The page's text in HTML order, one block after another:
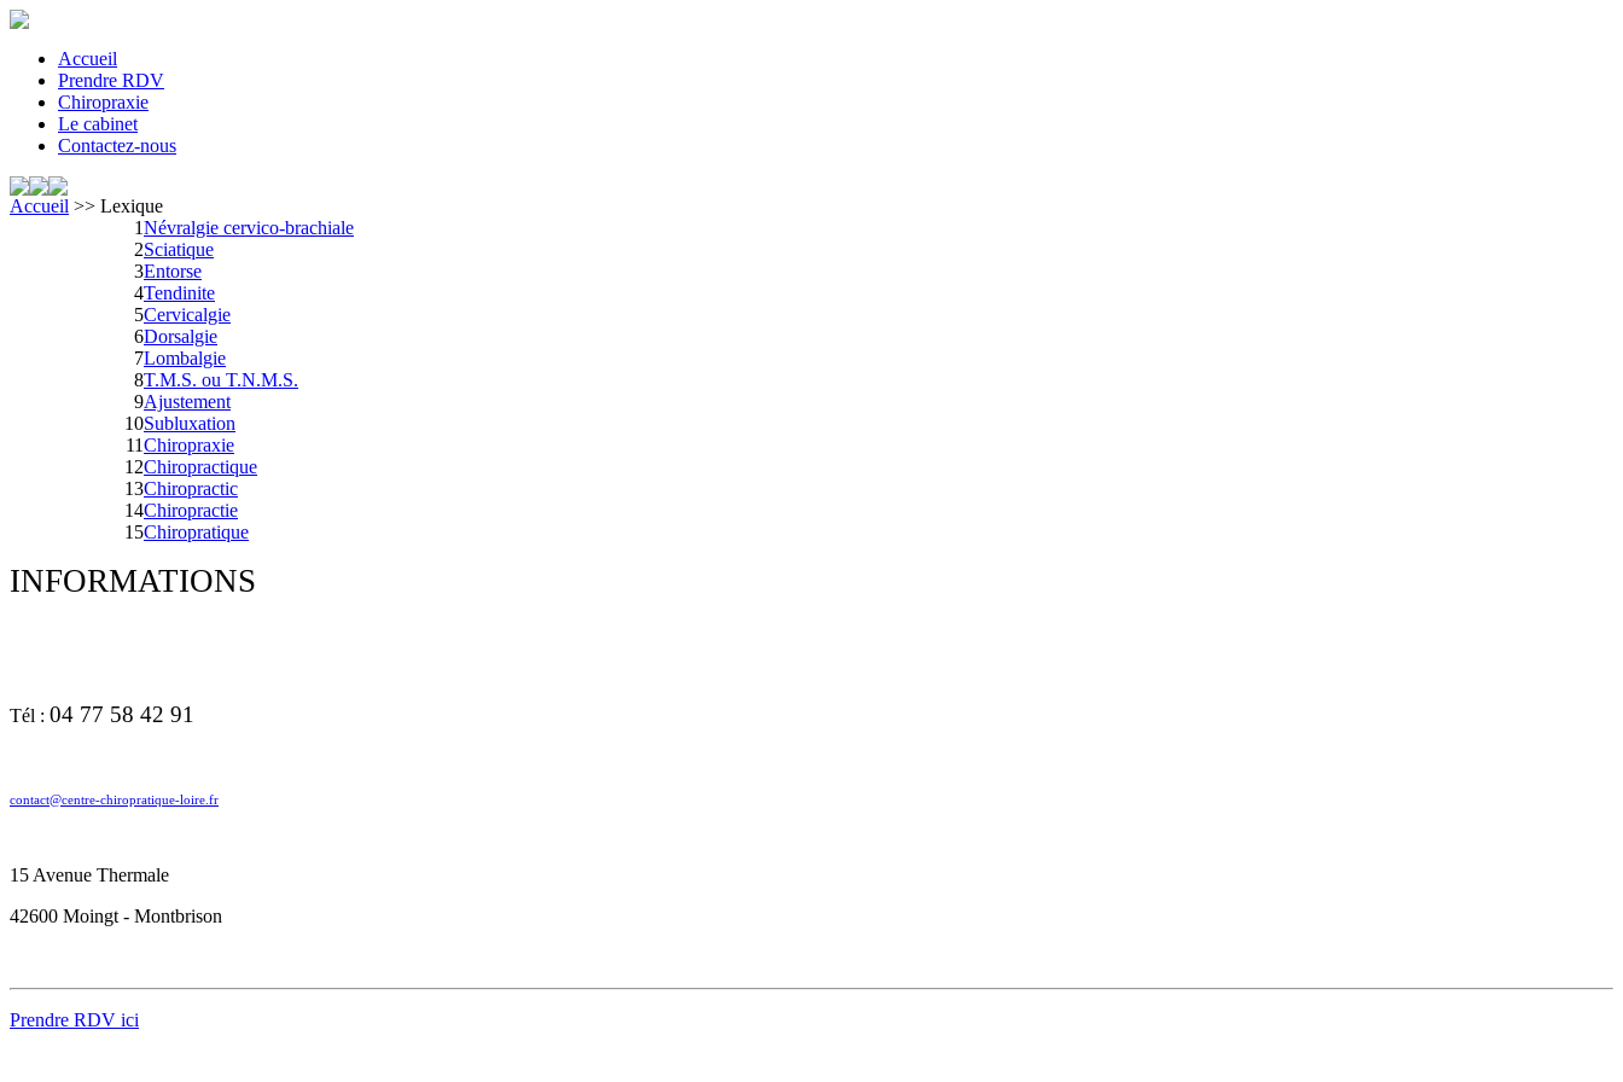
Accueil
Prendre RDV
Chiropraxie
Le cabinet
Contactez-nous
Accueil >> Lexique
1Névralgie cervico-brachiale
2Sciatique
3Entorse
4Tendinite
5Cervicalgie
6Dorsalgie
7Lombalgie
8T.M.S. ou T.N.M.S.
9Ajustement
10Subluxation
11Chiropraxie
12Chiropractique
13Chiropractic
14Chiropractie
15Chiropratique
INFORMATIONS
Tél : 04 77 58 42 91
contact@centre-chiropratique-loire.fr
15 Avenue Thermale
42600 Moingt - Montbrison
Prendre RDV ici